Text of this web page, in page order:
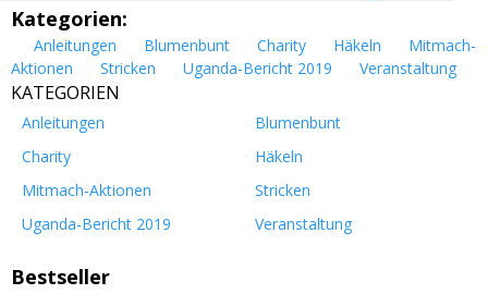
Kategorien:
Anleitungen Blumenbunt Charity Häkeln
Mitmach-
Aktionen
Stricken Uganda-Bericht 2019 Veranstaltung
KATEGORIEN
Anleitungen
Blumenbunt
Charity
Häkeln
Mitmach-Aktionen
Stricken
Uganda-Bericht 2019
Veranstaltung
Bestseller